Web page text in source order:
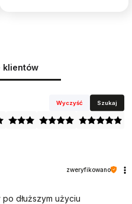
klientów
Wyczyść Szukaj
zweryfikowano
dłuższym użyciu